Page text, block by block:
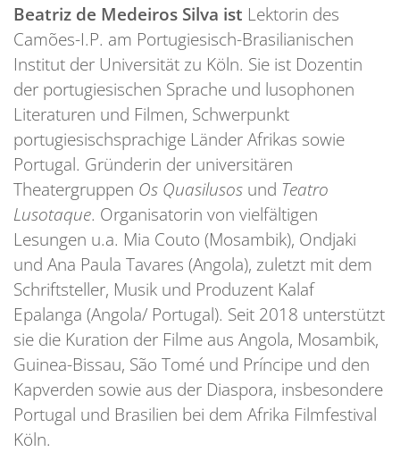
Beatriz de Medeiros Silva ist Lektorin des
Camões-I.P. am Portugiesisch-Brasilianischen
Institut der Universität zu Köln. Sie ist Dozentin
der portugiesischen Sprache und lusophonen
Literaturen und Filmen, Schwerpunkt
portugiesischsprachige Länder Afrikas sowie
Portugal. Gründerin der universitären
Theatergruppen Os Quasilusos und Teatro
Lusotaque. Organisatorin von vielfältigen
Lesungen u.a. Mia Couto (Mosambik), Ondjaki
und Ana Paula Tavares (Angola), zuletzt mit dem
Schriftsteller, Musik und Produzent Kalaf
Epalanga (Angola/ Portugal). Seit 2018 unterstützt
sie die Kuration der Filme aus Angola, Mosambik,
Guinea-Bissau, São Tomé und Príncipe und den
Kapverden sowie aus der Diaspora, insbesondere
Portugal und Brasilien bei dem Afrika Filmfestival
Köln.